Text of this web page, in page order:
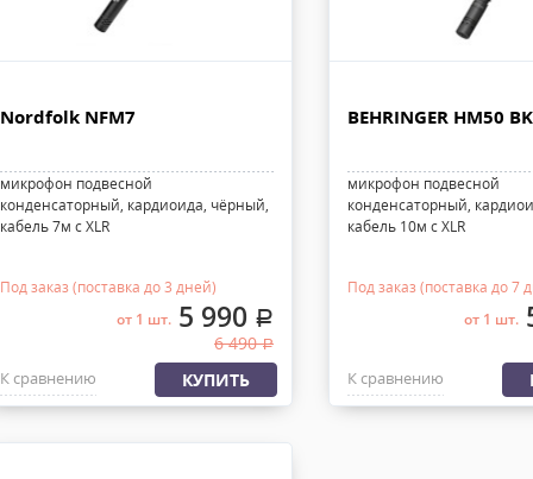
Nordfolk NFM7
микрофон подвесной
конденсаторный, кардиоида, чёрный,
кабель 7м с XLR
Под заказ (поставка до 3 дней)
от 1 шт.5 990 .
6 490.
К сравнению КУПИТЬ
BEHRINGER HM50 BK
микрофон подвесной
конденсаторный,
кабель 10м с XLR
Под заказ (поставка до 7
от 1 шт.
К сравнению